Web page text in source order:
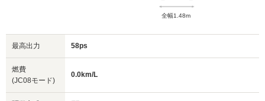
全幅1.48m
最高出力 58ps
燃費
(JC08モード)
0.0km/L